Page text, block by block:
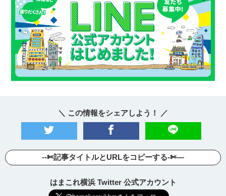
＼ この情報をシェアしよう！ ／
--✄記事タイトルとURLをコピーする-✄—
はまこれ横浜 Twitter 公式アカウント